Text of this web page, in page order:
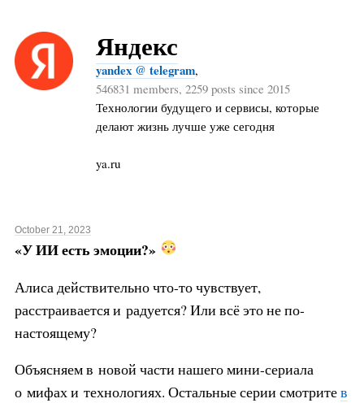
Яндекс
yandex @ telegram,
546831 members, 2259 posts since 2015
Технологии будущего и сервисы, которые
делают жизнь лучше уже сегодня
ya.ru
October 21, 2023
«У ИИ есть эмоции?»
Алиса действительно что-то чувствует,
расстраивается и радуется? Или всё это не по-
настоящему?
Объясняем в новой части нашего мини-сериала
о мифах и технологиях. Остальные серии смотритев